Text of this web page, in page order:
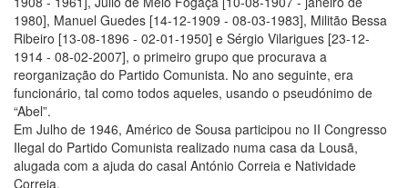
1980], Manuel Guedes [14-12-1909 - 08-03-1983], Militão Bessa
Ribeiro [13-08-1896 - 02-01-1950] e Sérgio Vilarigues [23-12-
1914 - 08-02-2007], o primeiro grupo que procurava a
reorganização do Partido Comunista. No ano seguinte, era
funcionário, tal como todos aqueles, usando o pseudónimo de
“Abel”.
Em Julho de 1946, Américo de Sousa participou no II Congresso
Ilegal do Partido Comunista realizado numa casa da Lousã,
alugada com a ajuda do casal António Correia e Natividade
Correia.